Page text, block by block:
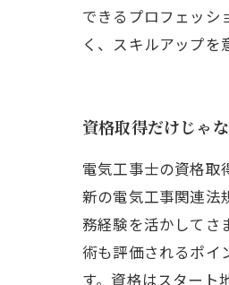
できるプロフェッシ
く、スキルアップを
資格取得だけじゃ
電気工事士の資格取
新の電気工事関連法
務経験を活かしてさ
術も評価されるポイ
す。資格はスタート